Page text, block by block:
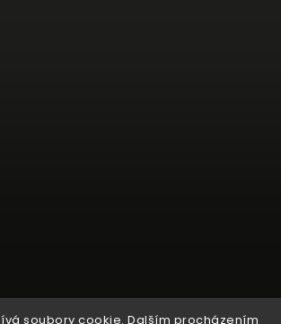
soubory cookie. Dalším procházením